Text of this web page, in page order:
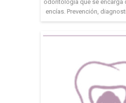
odontología que se encarga
encías. Prevención,
de las enfermedades de
espontáneamente, es un